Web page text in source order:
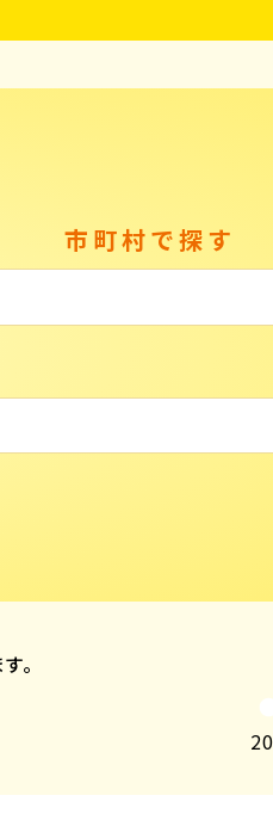
市町村で探す
。